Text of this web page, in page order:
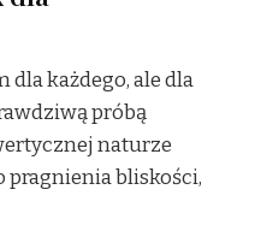
każdego, ale dla
próbą
naturze
pragnienia bliskości,